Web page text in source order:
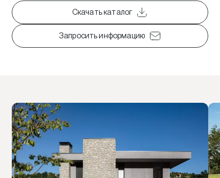
Скачать каталог
Запросить информацию